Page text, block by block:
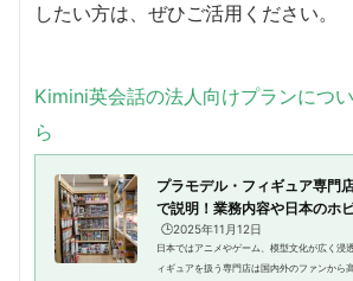
したい方は、ぜひご活用ください。
Kimini英会話の法人向けプランにつ
ら
プラモデル・フィギュア専門
で説明！業務内容や日本のホ
🕒️2025年11月12日
日本ではアニメやゲーム、模型文化が広く浸
ィギュアを扱う専門店は国内外のファンから